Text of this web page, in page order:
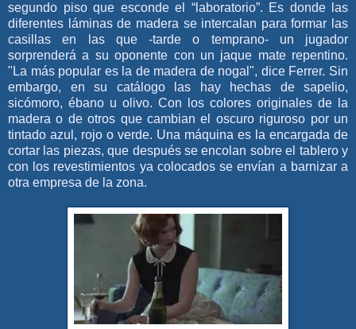
segundo piso que esconde el “laboratorio”. Es donde las
diferentes láminas de madera se intercalan para formar las
casillas en las que -tarde o temprano- un jugador
sorprenderá a su oponente con un jaque mate repentino.
"La más popular es la de madera de nogal", dice Ferrer. Sin
embargo, en su catálogo las hay hechas de sapelio,
sicómoro, ébano u olivo. Con los colores originales de la
madera o de otros que cambian el oscuro riguroso por un
tintado azul, rojo o verde. Una máquina es la encargada de
cortar las piezas, que después se encolan sobre el tablero y
con los revestimientos ya colocados se envían a barnizar a
otra empresa de la zona.